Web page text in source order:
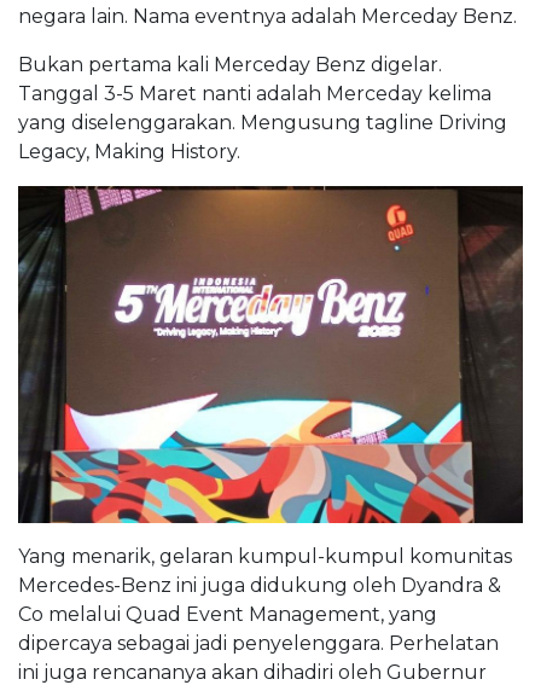
negara lain. Nama eventnya adalah Merceday Benz.
Bukan pertama kali Merceday Benz digelar.
Tanggal 3-5 Maret nanti adalah Merceday kelima
yang diselenggarakan. Mengusung tagline Driving
Legacy, Making History.
Yang menarik, gelaran kumpul-kumpul komunitas
Mercedes-Benz ini juga didukung oleh Dyandra &
Co melalui Quad Event Management, yang
dipercaya sebagai jadi penyelenggara. Perhelatan
ini juga rencananya akan dihadiri oleh Gubernur